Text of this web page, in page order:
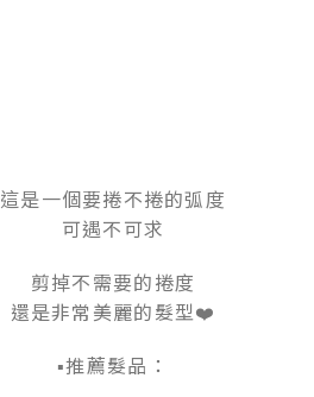
這是一個要捲不捲的弧度
可遇不可求
剪掉不需要的捲度
還是非常美麗的髮型❤️
▪推薦髮品：